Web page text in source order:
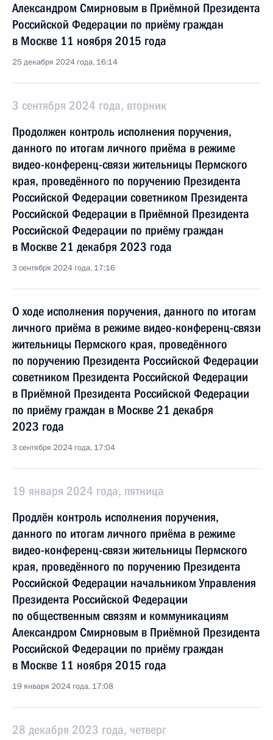
Александром Смирновым в Приёмной Президента
Российской Федерации по приёму граждан
в Москве 11 ноября 2015 года
25 декабря 2024 года, 16:14
3 сентября 2024 года, вторник
Продолжен контроль исполнения поручения,
данного по итогам личного приёма в режиме
видео-конференц-связи жительницы Пермского
края, проведённого по поручению Президента
Российской Федерации советником Президента
Российской Федерации в Приёмной Президента
Российской Федерации по приёму граждан
в Москве 21 декабря 2023 года
3 сентября 2024 года, 17:16
О ходе исполнения поручения, данного по итогам
личного приёма в режиме видео-конференц-связи
жительницы Пермского края, проведённого
по поручению Президента Российской Федерации
советником Президента Российской Федерации
в Приёмной Президента Российской Федерации
по приёму граждан в Москве 21 декабря
2023 года
3 сентября 2024 года, 17:04
19 января 2024 года, пятница
Продлён контроль исполнения поручения,
данного по итогам личного приёма в режиме
видео-конференц-связи жительницы Пермского
края, проведённого по поручению Президента
Российской Федерации начальником Управления
Президента Российской Федерации
по общественным связям и коммуникациям
Александром Смирновым в Приёмной Президента
Российской Федерации по приёму граждан
в Москве 11 ноября 2015 года
19 января 2024 года, 17:08
28 декабря 2023 года, четверг